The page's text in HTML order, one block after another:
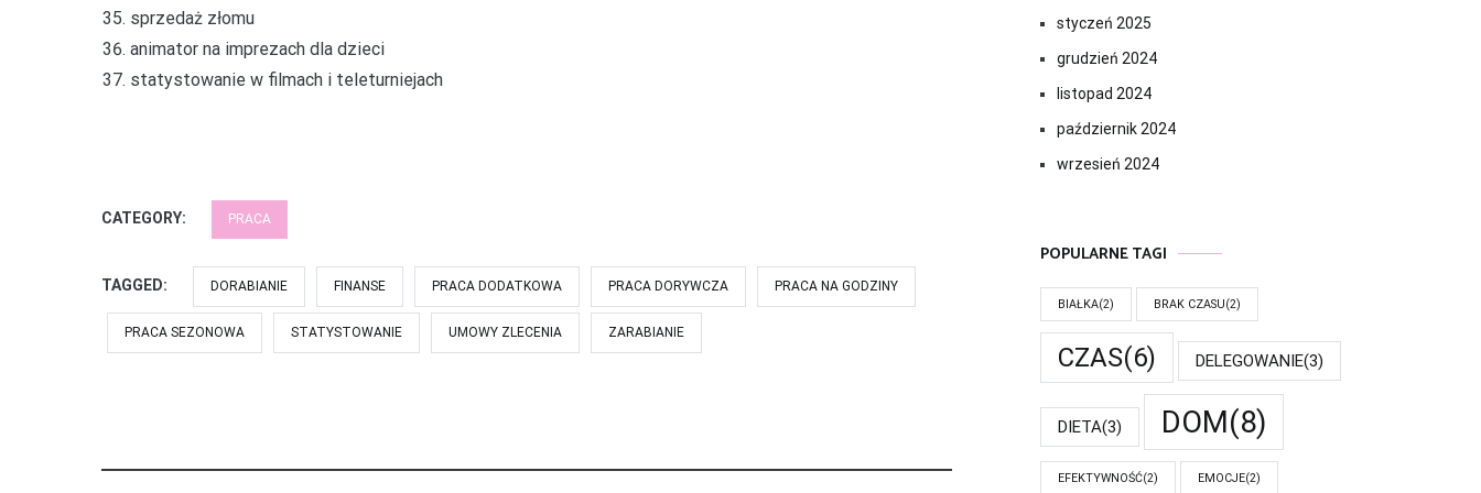
sprzedaż złomu
animator na imprezach dla dzieci
statystowanie w filmach i teleturniejach
CATEGORY: PRACA
TAGGED: DORABIANIE FINANSE PRACA DODATKOWA PRACA DORYWCZA PRACA NA GODZINY
PRACA SEZONOWA STATYSTOWANIE UMOWY ZLECENIA ZARABIANIE
styczeń 2025
grudzień 2024
listopad 2024
październik 2024
wrzesień 2024
POPULARNE TAGI
BIAŁKA(2) BRAK CZASU(2)
CZAS(6) DELEGOWANIE(3)
DIETA(3) DOM(8)
EFEKTYWNOŚĆ(2) EMOCJE(2)